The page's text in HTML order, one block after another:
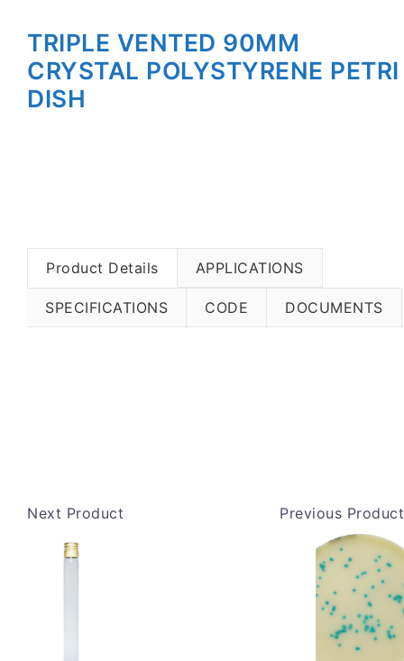
TRIPLE VENTED 90MM
CRYSTAL POLYSTYRENE PETRI
DISH
Product Details APPLICATIONS
SPECIFICATIONS CODE DOCUMENTS
Next Product Previous Product